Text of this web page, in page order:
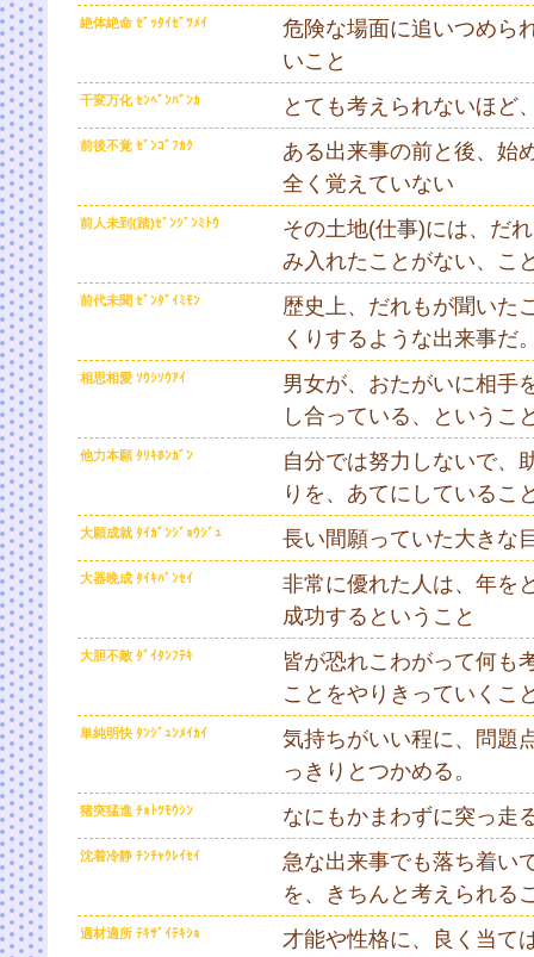
絶体絶命 ｾﾞｯﾀｲｾﾞﾂﾒｲ
危険な場面に追いつめら
いこと
千変万化 ｾﾝﾍﾟﾝﾊﾞﾝｶ とても考えられないほど
前後不覚 ｾﾞﾝｺﾞﾌｶｸ
ある出来事の前と後、始
全く覚えていない
前人未到(踏)ｾﾞﾝｼﾞﾝﾐﾄｳ
その土地(仕事)には、だ
み入れたことがない、こ
前代未聞 ｾﾞﾝﾀﾞｲﾐﾓﾝ
歴史上、だれもが聞いた
くりするような出来事だ
相思相愛 ｿｳｼｿｳｱｲ
男女が、おたがいに相手
し合っている、というこ
他力本願 ﾀﾘｷﾎﾝｶﾞﾝ
自分では努力しないで、
りを、あてにしているこ
大願成就 ﾀｲｶﾞﾝｼﾞｮｳｼﾞｭ 長い間願っていた大きな
大器晩成 ﾀｲｷﾊﾞﾝｾｲ
非常に優れた人は、年を
成功するということ
大胆不敵 ﾀﾞｲﾀﾝﾌﾃｷ
皆が恐れこわがって何も
ことをやりきっていくこ
単純明快 ﾀﾝｼﾞｭﾝﾒｲｶｲ
気持ちがいい程に、問題
っきりとつかめる。
猪突猛進 ﾁｮﾄﾂﾓｳｼﾝ なにもかまわずに突っ走
沈着冷静 ﾁﾝﾁｬｸﾚｲｾｲ
急な出来事でも落ち着い
を、きちんと考えられる
適材適所 ﾃｷｻﾞｲﾃｷｼｮ
才能や性格に、良く当て